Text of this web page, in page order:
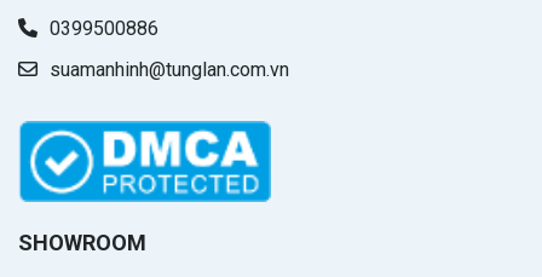
0399500886
suamanhinh@tunglan.com.vn
SHOWROOM